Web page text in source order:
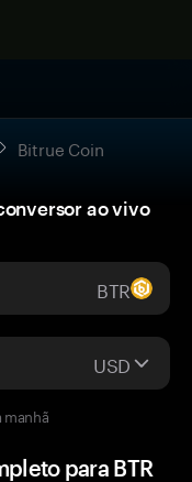
Bitrue Coin
ao vivo
BTR
USD
manhã
para BTR